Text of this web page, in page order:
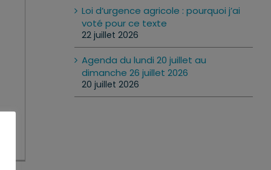
Loi d’urgence agricole : pourquoi j’ai
voté pour ce texte
22 juillet 2026
Agenda du lundi 20 juillet au
dimanche 26 juillet 2026
20 juillet 2026